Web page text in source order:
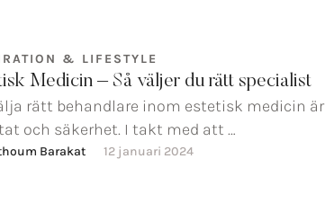
& LIFESTYLE
Medicin – Så väljer du rätt specialist
rätt behandlare inom estetisk medicin är
och säkerhet. I takt med att …
Barakat 12 januari 2024